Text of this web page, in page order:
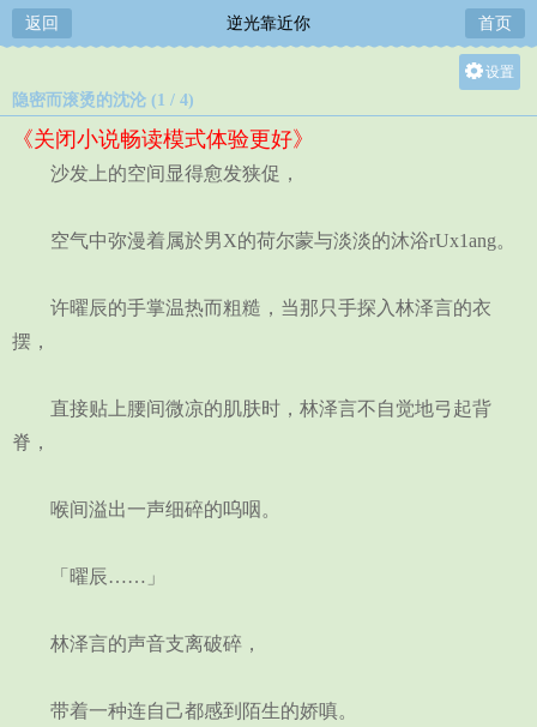
返回 逆光靠近你 首页
设置
隐密而滚烫的沈沦 (1 / 4)
《关闭小说畅读模式体验更好》
沙发上的空间显得愈发狭促，
空气中弥漫着属於男X的荷尔蒙与淡淡的沐浴rUx1ang。
许曜辰的手掌温热而粗糙，当那只手探入林泽言的衣
摆，
直接贴上腰间微凉的肌肤时，林泽言不自觉地弓起背
脊，
喉间溢出一声细碎的呜咽。
「曜辰……」
林泽言的声音支离破碎，
带着一种连自己都感到陌生的娇嗔。